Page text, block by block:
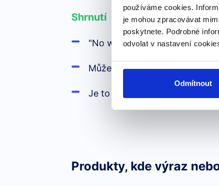
používáme cookies.
je mohou zpracovávat
poskytnete. Podrobné
odvolat v nastavení
Odmítnout
Shrnutí
"No worries" je běžná fráze
Může se použít jako reakce
Je to neformální výraz často
Produkty, kde výraz